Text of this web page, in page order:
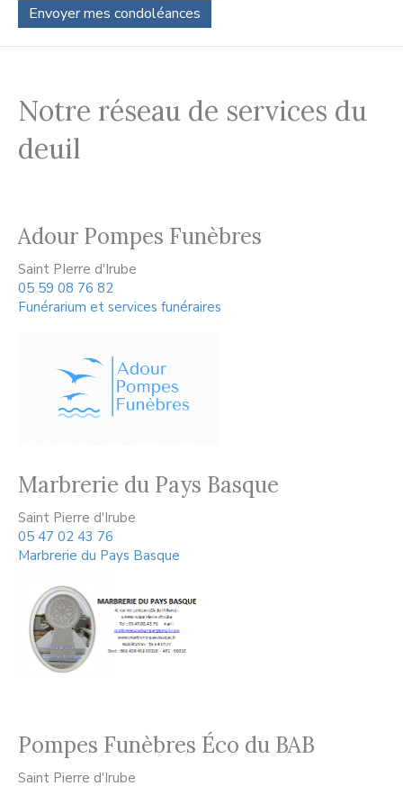
Notre réseau de services du
deuil
Adour Pompes Funèbres
Saint PIerre d'Irube
05 59 08 76 82
Funérarium et services funéraires
Marbrerie du Pays Basque
Saint Pierre d'Irube
05 47 02 43 76
Marbrerie du Pays Basque
Pompes Funèbres Éco du BAB
Saint Pierre d'Irube